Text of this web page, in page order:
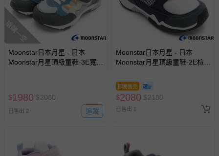
商品如因「價格、組合」等錯誤原因，導致無法安排出貨，
會主動以簡訊及mail通知訂單取消事宜，並將提供適當補
償。
搶購一空
Moonstar日本月星 - 日本
Moonstar月星頂級童鞋-3E寬楦
$1980 $2080
已售出 2 追蹤
Moonstar日本月星 - 日本
Moonstar月星頂級童鞋-2E楦-
機能鞋-深藍-15~21cm
即將售完
$2080 $2180
已售出 1